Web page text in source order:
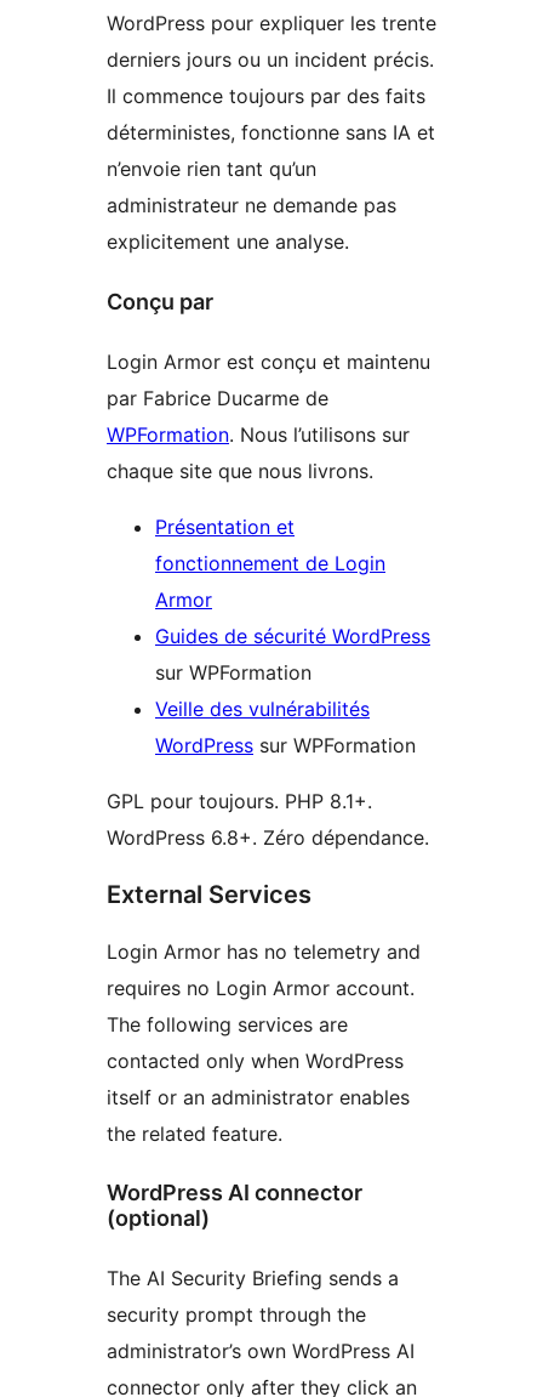
WordPress pour expliquer les trente
derniers jours ou un incident précis.
Il commence toujours par des faits
déterministes, fonctionne sans IA et
n’envoie rien tant qu’un
administrateur ne demande pas
explicitement une analyse.
Conçu par
Login Armor est conçu et maintenu
par Fabrice Ducarme de
WPFormation. Nous l’utilisons sur
chaque site que nous livrons.
Présentation et
fonctionnement de Login
Armor
Guides de sécurité WordPress
sur WPFormation
Veille des vulnérabilités
WordPress sur WPFormation
GPL pour toujours. PHP 8.1+.
WordPress 6.8+. Zéro dépendance.
External Services
Login Armor has no telemetry and
requires no Login Armor account.
The following services are
contacted only when WordPress
itself or an administrator enables
the related feature.
WordPress AI connector
(optional)
The AI Security Briefing sends a
security prompt through the
administrator’s own WordPress AI
connector only after they click an